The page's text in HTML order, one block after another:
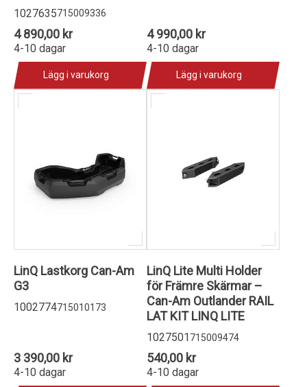
1027635715009336
4 890,00 kr
4-10 dagar
Lägg i varukorg
4 990,00 kr
4-10 dagar
Lägg i varukorg
LinQ Lastkorg Can-Am
G3
1002774715010173
3 390,00 kr
4-10 dagar
LinQ Lite Multi Holder
för Främre Skärmar –
Can-Am Outlander RAIL
LAT KIT LINQ LITE
1027501715009474
540,00 kr
4-10 dagar